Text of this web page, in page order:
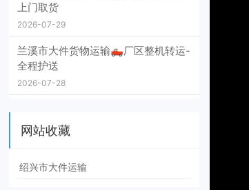
上门取货
2026-07-29
兰溪市大件货物运输🛻厂区整机转运-
全程护送
2026-07-28
网站收藏
绍兴市大件运输